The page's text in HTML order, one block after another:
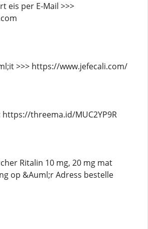
eis per E-Mail >>>
>>> https://www.jefecali.com/
https://threema.id/MUC2YP9R
Ritalin 10 mg, 20 mg mat
op &Auml;r Adress bestelle